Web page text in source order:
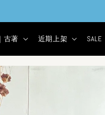
古著 近期上架 SALE